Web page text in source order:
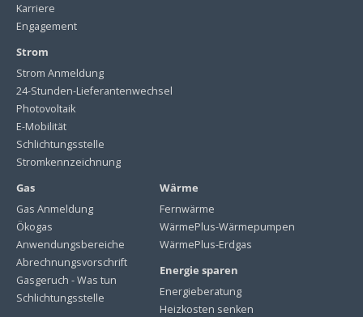
Karriere
Engagement
Strom
Strom Anmeldung
24-Stunden-Lieferantenwechsel
Photovoltaik
E-Mobilität
Schlichtungsstelle
Stromkennzeichnung
Gas
Gas Anmeldung
Ökogas
Anwendungsbereiche
Abrechnungsvorschrift
Gasgeruch - Was tun
Schlichtungsstelle
Wärme
Fernwärme
WärmePlus-Wärmepumpen
WärmePlus-Erdgas
Energie sparen
Energieberatung
Heizkosten senken